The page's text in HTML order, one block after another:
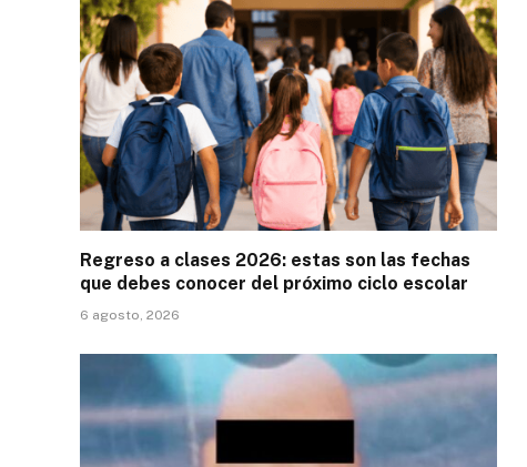
Regreso a clases 2026: estas son las fechas
que debes conocer del próximo ciclo escolar
6 agosto, 2026